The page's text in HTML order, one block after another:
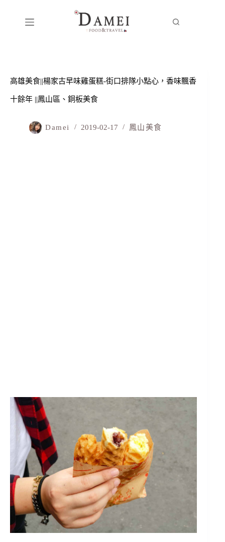
高雄美食||楊家古早味雞蛋糕-街口排隊小點心，香味飄香
十餘年 ||鳳山區、銅板美食
Damei 2019-02-17 鳳山美食